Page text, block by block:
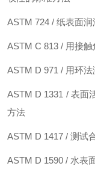
ASTM 724 / 纸表面润
ASTM C 813 / 用接
ASTM D 971 / 用环
ASTM D 1331 / 表面
方法
ASTM D 1417 / 测试
ASTM D 1590 / 水表